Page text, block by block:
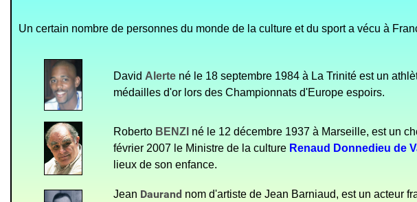
Un certain nombre de personnes du monde de la culture et du sport a vécu à
David Alerte né le 18 septembre 1984 à La Trinité est un
médailles d'or lors des Championnats d'Europe espoirs.
RobertoBENZI né le 12 décembre 1937 à Marseille, est un
février 2007 le Ministre de la culture Renaud Donnedieu de
lieux de son enfance.
Jean Daurand nom d'artiste de Jean Barniaud, est un acteur